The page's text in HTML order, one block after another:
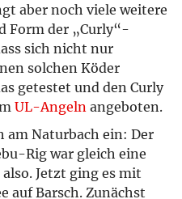
aber noch viele weitere
Form der „Curly“-
sich nicht nur
solchen Köder
getestet und den Curly
UL-Angeln angeboten.
am Naturbach ein: Der
Rig war gleich eine
Jetzt ging es mit
auf Barsch. Zunächst